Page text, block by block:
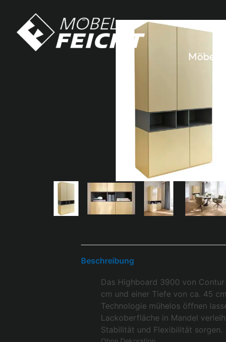
Möbel
Beschreibung
Das Highboard 3900 von
cm und einer Tiefe von ca. 45
Technologie mühelos öffnen
Lackoberfläche in Mandel
Stabilität und Flexibilität sorgen.